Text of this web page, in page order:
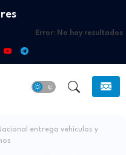
Error: No hay resultados
entrega vehículos y